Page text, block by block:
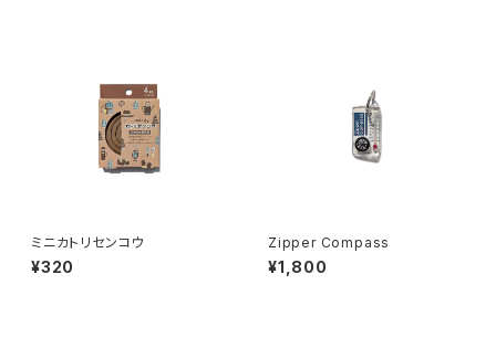
ミニカトリセンコウ
¥320
Zipper Compass
¥1,800